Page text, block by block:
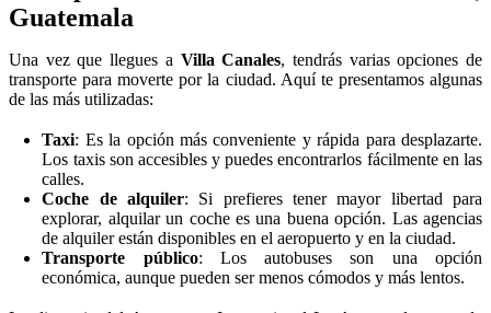
Guatemala
Una vez que llegues a Villa Canales, tendrás varias opciones de
transporte para moverte por la ciudad. Aquí te presentamos algunas
de las más utilizadas:
Taxi: Es la opción más conveniente y rápida para desplazarte.
Los taxis son accesibles y puedes encontrarlos fácilmente en las
calles.
Coche de alquiler: Si prefieres tener mayor libertad para
explorar, alquilar un coche es una buena opción. Las agencias
de alquiler están disponibles en el aeropuerto y en la ciudad.
Transporte público: Los autobuses son una opción
económica, aunque pueden ser menos cómodos y más lentos.